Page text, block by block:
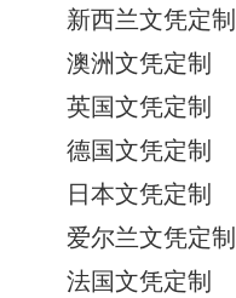
新西兰文凭定制
澳洲文凭定制
英国文凭定制
德国文凭定制
日本文凭定制
爱尔兰文凭定制
法国文凭定制